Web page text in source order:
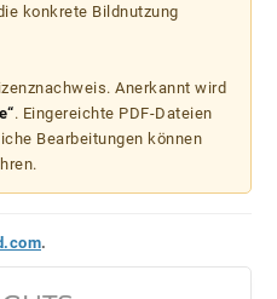
konkrete Bildnutzung
Anerkannt wird
. Eingereichte PDF-Dateien
Bearbeitungen können
.